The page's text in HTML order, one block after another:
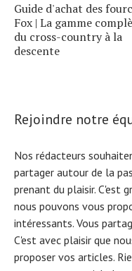
Guide d'achat des
Fox | La gamme
du cross-country à la
descente
Rejoindre notre
Nos rédacteurs
partager autour de la
prenant du plaisir. C'est
nous pouvons vous
intéressants. Vous
C'est avec plaisir que
proposer vos articles.